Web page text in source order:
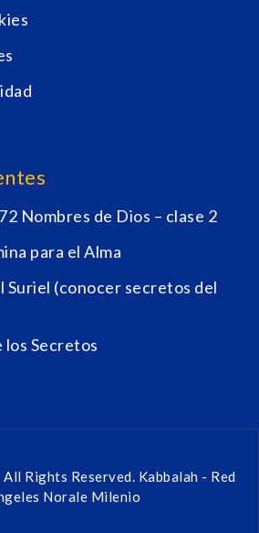
Nombres de Dios – clase 2
para el Alma
Suriel (conocer secretos del
los Secretos
Rights Reserved. Kabbalah - Red
Norale Milenio